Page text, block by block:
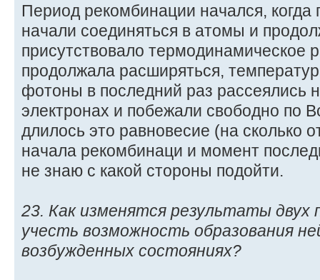
Период рекомбинации начался,
начали соединяться в атомы и
присутствовало термодинамическое
продолжала расширяться,
фотоны в последний раз рассеялись
электронах и побежали свободно по
длилось это равновесие (на сколько
начала рекомбинаци и момент
не знаю с какой стороны подойти.
23. Как изменятся результаты двух
учесть возможность образования
возбужденных состояниях?